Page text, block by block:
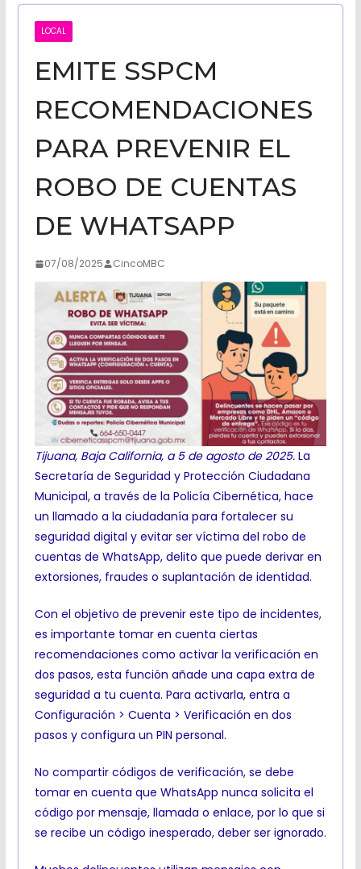
NOTICIAS
LOCAL
EMITE SSPCM
RECOMENDACIONES
PARA PREVENIR EL
ROBO DE CUENTAS
DE WHATSAPP
07/08/2025 CincoMBC
Tijuana, Baja California, a 5 de agosto de 2025.La
Secretaría de Seguridad y Protección Ciudadana
Municipal, a través de la Policía Cibernética, hace
un llamado a la ciudadanía para fortalecer su
seguridad digital y evitar ser víctima del robo de
cuentas de WhatsApp, delito que puede derivar en
extorsiones, fraudes o suplantación de identidad.
Con el objetivo de prevenir este tipo de incidentes,
es importante tomar en cuenta ciertas
recomendaciones como activar la verificación en
dos pasos, esta función añade una capa extra de
seguridad a tu cuenta. Para activarla, entra a
Configuración > Cuenta > Verificación en dos
pasos y configura un PIN personal.
No compartir códigos de verificación, se debe
tomar en cuenta que WhatsApp nunca solicita el
código por mensaje, llamada o enlace, por lo que si
se recibe un código inesperado, deber ser ignorado.